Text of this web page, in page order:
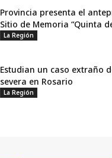
Provincia presenta el
Sitio de Memoria “Quinta
La Región
Estudian un caso extraño
severa en Rosario
La Región